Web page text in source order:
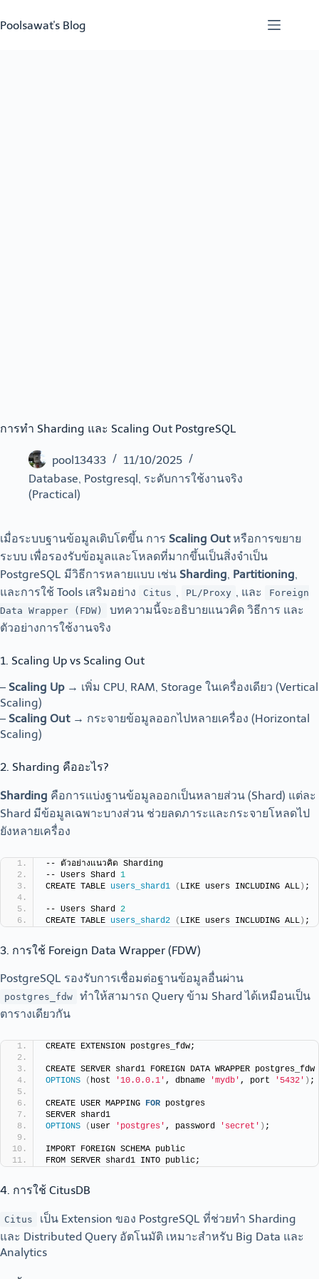
to
content
Poolsawat's Blog
การทำ Sharding และ Scaling Out PostgreSQL
pool13433
11/10/2025
Database, Postgresql, ระดับการใช้งานจริง
(Practical)
เมื่อระบบฐานข้อมูลเติบโตขึ้น การ Scaling Outหรือการขยาย
ระบบ เพื่อรองรับข้อมูลและโหลดที่มากขึ้นเป็นสิ่งจำเป็น
PostgreSQL มีวิธีการหลายแบบ เช่น Sharding, Partitioning,
และการใช้ Tools เสริมอย่าง
Citus , PL/Proxy , และ
Foreign
Data Wrapper (FDW)
บทความนี้จะอธิบายแนวคิด วิธีการ และ
ตัวอย่างการใช้งานจริง
1. Scaling Up vs Scaling Out
– Scaling Up→ เพิ่ม CPU, RAM, Storage ในเครื่องเดียว (Vertical
Scaling)
– Scaling Out→ กระจายข้อมูลออกไปหลายเครื่อง (Horizontal
Scaling)
2. Sharding คืออะไร?
Sharding คือการแบ่งฐานข้อมูลออกเป็นหลายส่วน (Shard) แต่ละ
Shard มีข้อมูลเฉพาะบางส่วน ช่วยลดภาระและกระจายโหลดไป
ยังหลายเครื่อง
-- ตัวอย่างแนวคิด Sharding
-- Users Shard 1
CREATE TABLE users_shard1 ( LIKE users INCLUDING ALL) ;
-- Users Shard 2
CREATE TABLE users_shard2 ( LIKE users INCLUDING ALL) ;
3. การใช้ Foreign Data Wrapper (FDW)
PostgreSQL รองรับการเชื่อมต่อฐานข้อมูลอื่นผ่าน
postgres_fdw
ทำให้สามารถ Query ข้าม Shard ได้เหมือนเป็น
ตารางเดียวกัน
CREATE EXTENSION postgres_fdw;
CREATE SERVER shard1 FOREIGN DATA WRAPPER postgres_fdw
OPTIONS
( host '10.0.0.1' , dbname 'mydb' , port '5432' ) ;
CREATE USER MAPPING FOR postgres
SERVER shard1
OPTIONS
( user 'postgres' , password 'secret' ) ;
IMPORT FOREIGN SCHEMA public
FROM SERVER shard1 INTO public;
4. การใช้ CitusDB
Citus
เป็น Extension ของ PostgreSQL ที่ช่วยทำ Sharding
และ Distributed Query อัตโนมัติ เหมาะสำหรับ Big Data และ
Analytics